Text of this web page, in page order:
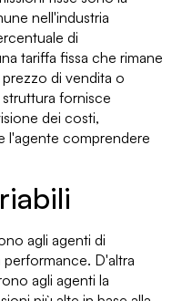
nell'industria
di
tariffa fissa che rimane
di vendita o
fornisce
dei costi,
l'agente comprendere
agli agenti di
performance. D'altra
agli agenti la